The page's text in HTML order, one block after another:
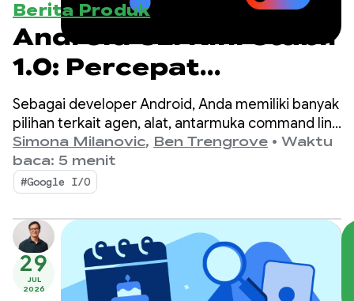
Berita Produk
Android CLI Kini Stabil
1.0: Percepat
pengembangan untuk
Android
menggunakan agen
apa pun
Sebagai developer Android, Anda memiliki banyak
pilihan terkait agen, alat, antarmuka command line
(CLI), dan LLM yang Anda gunakan untuk
pengembangan aplikasi.
Simona Milanovic, Ben Trengrove • Waktu
baca: 5 menit
#Google I/O
29
JUL
2026